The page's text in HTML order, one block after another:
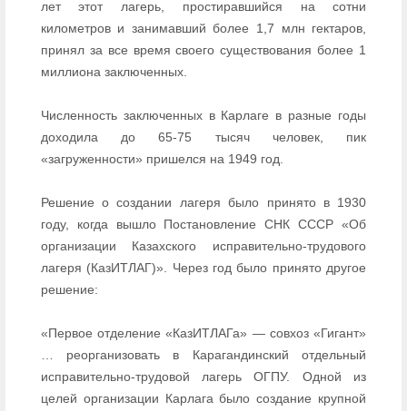
лет этот лагерь, простиравшийся на сотни
километров и занимавший более 1,7 млн гектаров,
принял за все время своего существования более 1
миллиона заключенных.
Численность заключенных в Карлаге в разные годы
доходила до 65-75 тысяч человек, пик
«загруженности» пришелся на 1949 год.
Решение о создании лагеря было принято в 1930
году, когда вышло Постановление СНК СССР «Об
организации Казахского исправительно-трудового
лагеря (КазИТЛАГ)». Через год было принято другое
решение:
«Первое отделение «КазИТЛАГа» — совхоз «Гигант»
… реорганизовать в Карагандинский отдельный
исправительно-трудовой лагерь ОГПУ. Одной из
целей организации Карлага было создание крупной